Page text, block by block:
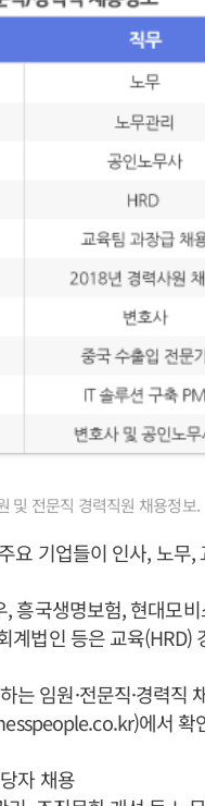
및 전문직 경력직원 채용정보.
요 기업들이 인사, 노무
흥국생명보험, 현대모
계법인 등은 교육(HRD)
는 임원·전문직·경력
에서 확
자 채용